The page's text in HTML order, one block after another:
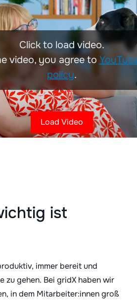
Click to load video.
video, you agree to
policy.
Load Video
ist
immer bereit und
zu gehen. Bei gridX haben wir
in dem Mitarbeiter:innen groß